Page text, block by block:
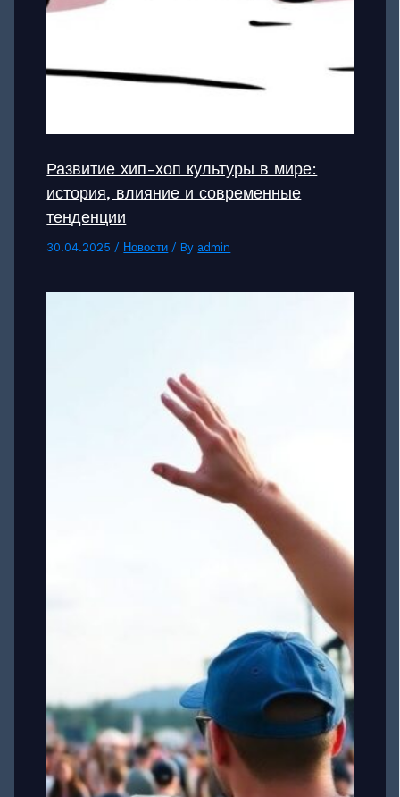
Развитие хип-хоп культуры в мире:
история, влияние и современные
тенденции
30.04.2025 / Новости / By admin